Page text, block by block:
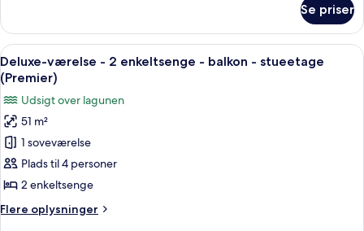
-
udsigt
til
have
(Premier)
værelse
2
enkeltsenge
-
balkon
udsigt
til
have
Se priser
Indlæs
alle
billeder
af
Deluxe-
værelse
-
2
enkeltsenge
-
Et poolområde med et rundt
8
Deluxe-værelse - 2 enkeltsenge - balkon - stueetage
(Premier)
Udsigt over lagunen
51 m²
1 soveværelse
Plads til 4 personer
2 enkeltsenge
Flere oplysninger
Flere